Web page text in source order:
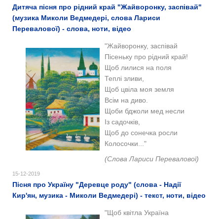
Дитяча пісня про рідний край "Жайворонку, заспівай"
(музика Миколи Ведмедері, слова Лариси
Перевалової) - слова, ноти, відео
"Жайворонку, заспівай
Пісеньку про рідний край!
Щоб лилися на поля
Теплі зливи,
Щоб цвіла моя земля
Всім на диво.
Щоби бджоли мед несли
Із садочків,
Щоб до сонечка росли
Колосочки..."
(Слова Лариси Перевалової)
15-12-2019
Пісня про Україну "Деревце роду" (слова - Надії
Кир'ян, музика - Миколи Ведмедері) - текст, ноти, відео
"Щоб квітла Україна